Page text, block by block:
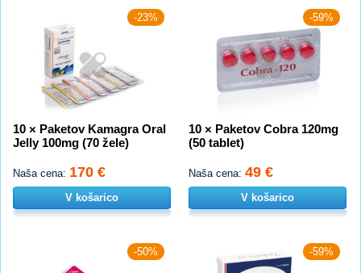
-23%
10 × Paketov Kamagra Oral
Jelly 100mg (70 žele)
Naša cena: 170 €
V košarico
-59%
10 × Paketov Cobra 120mg
(50 tablet)
Naša cena: 49 €
V košarico
-50% -59%